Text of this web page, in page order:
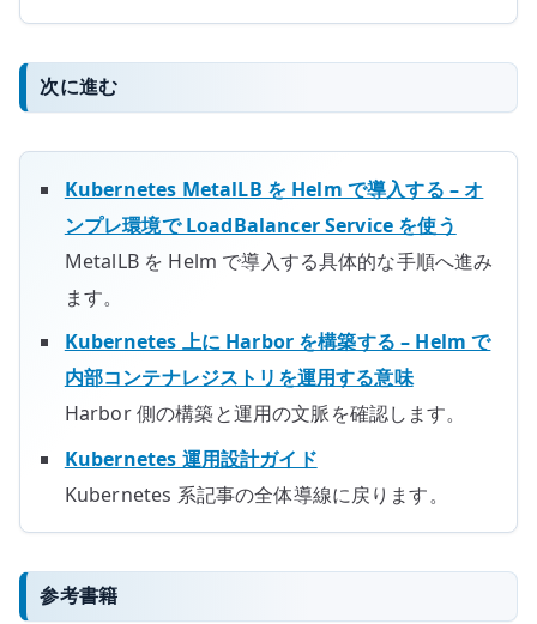
次に進む
Kubernetes MetalLB を Helm で導入する – オ
ンプレ環境で LoadBalancer Service を使う
MetalLB を Helm で導入する具体的な手順へ進み
ます。
Kubernetes 上に Harbor を構築する – Helm で
内部コンテナレジストリを運用する意味
Harbor 側の構築と運用の文脈を確認します。
Kubernetes 運用設計ガイド
Kubernetes 系記事の全体導線に戻ります。
参考書籍